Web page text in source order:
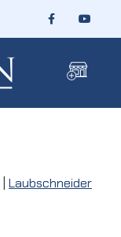
Laubschneider